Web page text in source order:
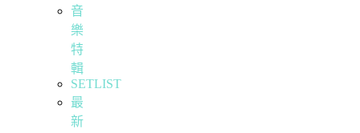
音
樂
特
輯
SETLIST
最
新